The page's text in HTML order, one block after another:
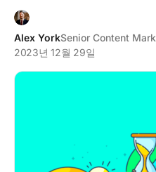
Alex YorkSenior Content
2023년 12월 29일